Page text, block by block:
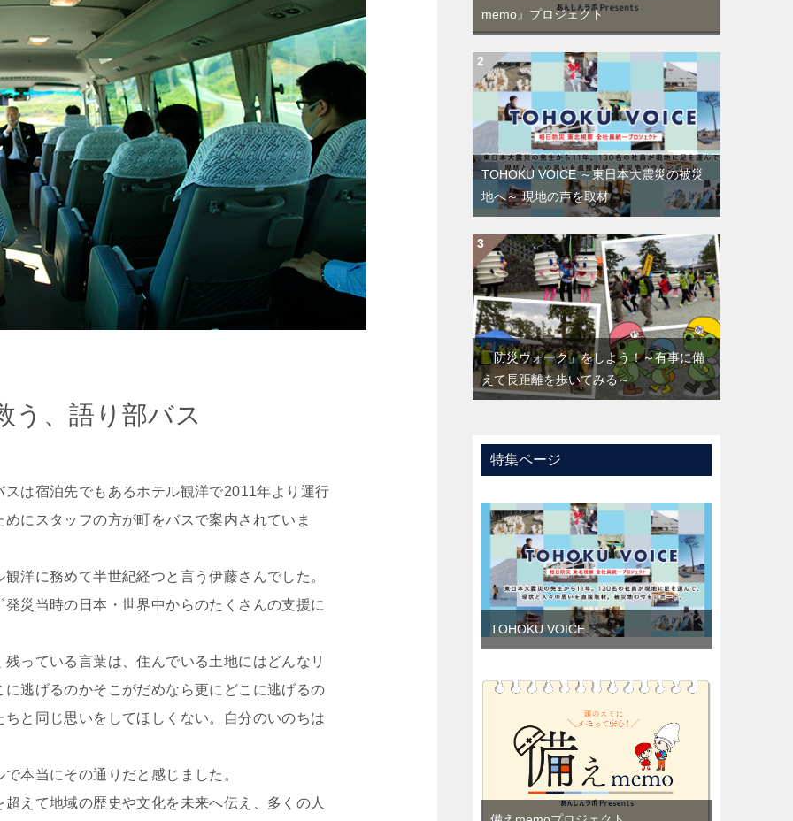
う、語り部バス
は宿泊先でもあるホテル観洋で2011年より運行
にスタッフの方が町をバスで案内されていま
洋に務めて半世紀経つと言う伊藤さんでした。
災当時の日本・世界中からのたくさんの支援に
っている言葉は、住んでいる土地にはどんなリ
逃げるのかそこがだめなら更にどこに逃げるの
と同じ思いをしてほしくない。自分のいのちは
本当にその通りだと感じました。
えて地域の歴史や文化を未来へ伝え、多くの人
memo』プロジェクト
TOHOKU VOICE ～東日本大震災の被災
地へ～ 現地の声を取材
「防災ウォーク」をしよう！～有事に備
えて長距離を歩いてみる～
特集ページ
TOHOKU VOICE